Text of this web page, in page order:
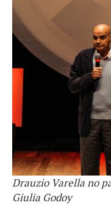
Drauzio Varella no
Giulia Godoy